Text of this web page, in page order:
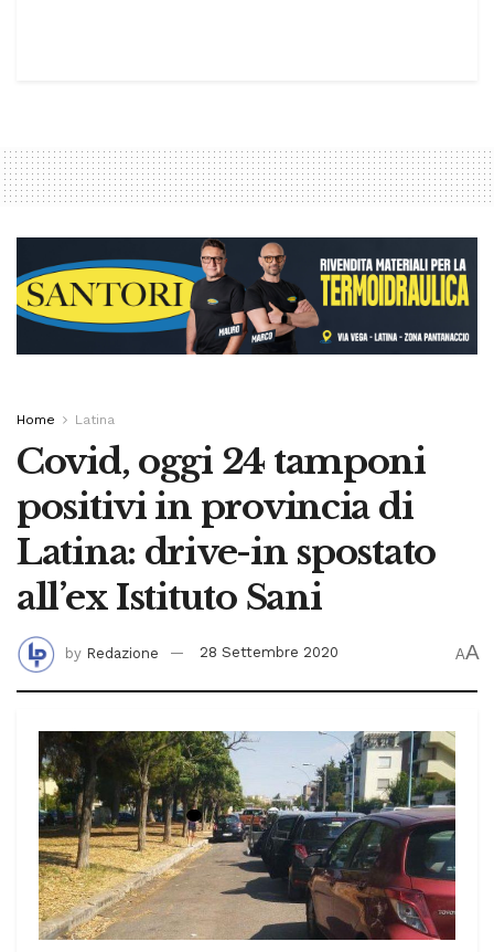
Home Latina
Covid, oggi 24 tamponi
positivi in provincia di
Latina: drive-in spostato
all’ex Istituto Sani
by Redazione 28 Settembre 2020 AA